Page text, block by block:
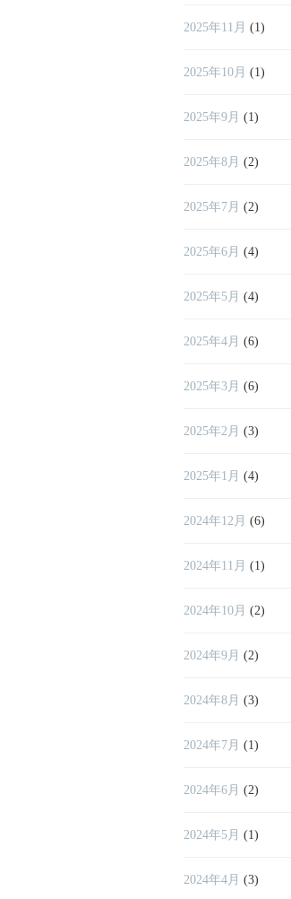
2025年11月 (1)
2025年10月 (1)
2025年9月 (1)
2025年8月 (2)
2025年7月 (2)
2025年6月 (4)
2025年5月 (4)
2025年4月 (6)
2025年3月 (6)
2025年2月 (3)
2025年1月 (4)
2024年12月 (6)
2024年11月 (1)
2024年10月 (2)
2024年9月 (2)
2024年8月 (3)
2024年7月 (1)
2024年6月 (2)
2024年5月 (1)
2024年4月 (3)